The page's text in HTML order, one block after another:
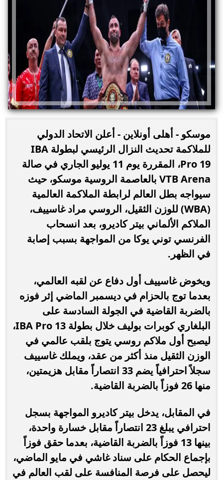
موسكو - أهلى أونلاين - أعلن الاتحاد الدولي
للملاكمة تحديث النزال الرئيسي لبطولة IBA
Pro 19، المقررة يوم 11 يوليو الجاري في صالة
VTB Arena بالعاصمة الروسية موسكو، حيث
سيواجه بطل العالم لرابطة الملاكمة العالمية
(WBA) للوزن الثقيل، الروسي مراد غاسييف،
الملاكم الألماني بيتر كاديرو، بعد انسحاب
الفرنسي توني يوكا من المواجهة بسبب إصابة
في الظهر.
ويخوض غاسييف أول دفاع عن لقبه العالمي،
بعدما توج بالحزام في ديسمبر الماضي إثر فوزه
بالضربة القاضية في الجولة السادسة على
البلغاري كوبرات بوليف خلال بطولة IBA Pro 13،
ليصبح أول ملاكم روسي يتوج بلقب عالمي في
الوزن الثقيل منذ أكثر من عقد، ويملك غاسييف
سجلاً احترافياً يضم 33 انتصاراً مقابل هزيمتين،
منها 26 فوزاً بالضربة القاضية.
في المقابل، يدخل بيتر كاديرو المواجهة بسجل
احترافي يبلغ 23 انتصاراً مقابل خسارة واحدة،
بينها 13 فوزاً بالضربة القاضية، بعدما حقق فوزاً
بإجماع الحكام على سناد غاشي في مايو الماضي،
ليحصل على فرصة المنافسة على لقب العالم في